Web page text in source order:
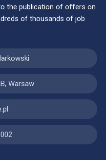
the publication of offers on
of thousands of job
Warsaw